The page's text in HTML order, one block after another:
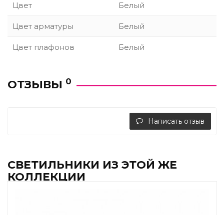
Цвет Белый
Цвет арматуры Белый
Цвет плафонов Белый
ОТЗЫВЫ 0
Написать отзыв
СВЕТИЛЬНИКИ ИЗ ЭТОЙ ЖЕ
КОЛЛЕКЦИИ